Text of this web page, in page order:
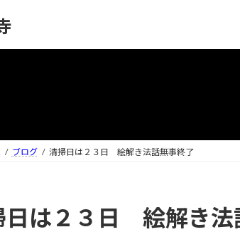
ブログ 清掃日は２３日 絵解き法話無事終了
日は２３日 絵解き法